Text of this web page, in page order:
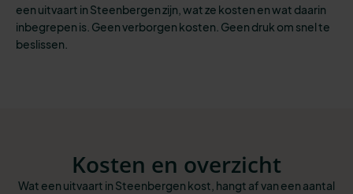
een uitvaart in Steenbergen zijn, wat ze kosten en wat daarin
inbegrepen is. Geen verborgen kosten. Geen druk om snel te
beslissen.
Kosten en overzicht
Wat een uitvaart in Steenbergen kost, hangt af van een aantal